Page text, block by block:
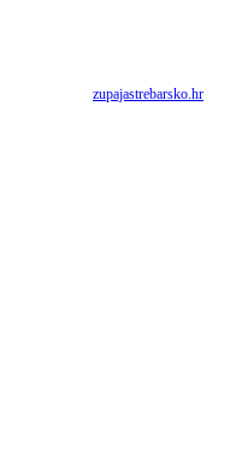
Izvor:zupajastrebarsko.hr